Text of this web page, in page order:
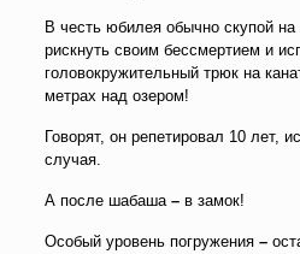
В честь юбилея обычно скупой
рискнуть своим бессмертием и
головокружительный трюк на
метрах над озером!
Говорят, он репетировал 10 лет,
случая.
А после шабаша –в замок!
Особый уровень погружения –